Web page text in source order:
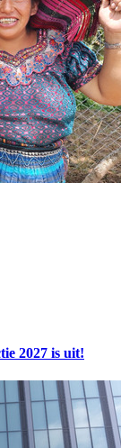
2027 is uit!